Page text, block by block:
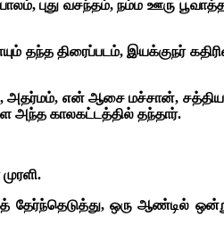
வசந்தம், நம்ம ஊரு
திரைப்படம், இயக்குநர்
அதர்மம், என் ஆசை மச்சான்,
அந்த காலகட்டத்தில் தந்தார்.
ஒரு ஆண்டில்